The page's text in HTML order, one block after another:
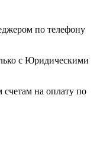
по телефону
с Юридическими
на оплату по